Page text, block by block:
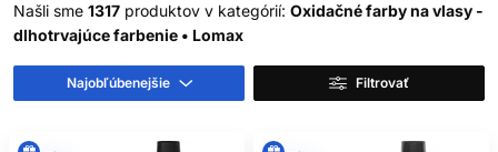
cieľová hĺbka a presný návod výrobcu.
AKO OXIDAČNÉ FARBY
FUNGUJÚ
Po spojení farbiaceho krému alebo gélu s určeným
Našli sme 1317 produktov v kategórií: Oxidačné farby na vlasy -
dlhotrvajúce farbenie • Lomax
Najobľúbenejšie Filtrovať